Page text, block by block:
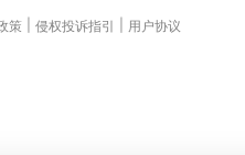
策 侵权投诉指引
用户协议